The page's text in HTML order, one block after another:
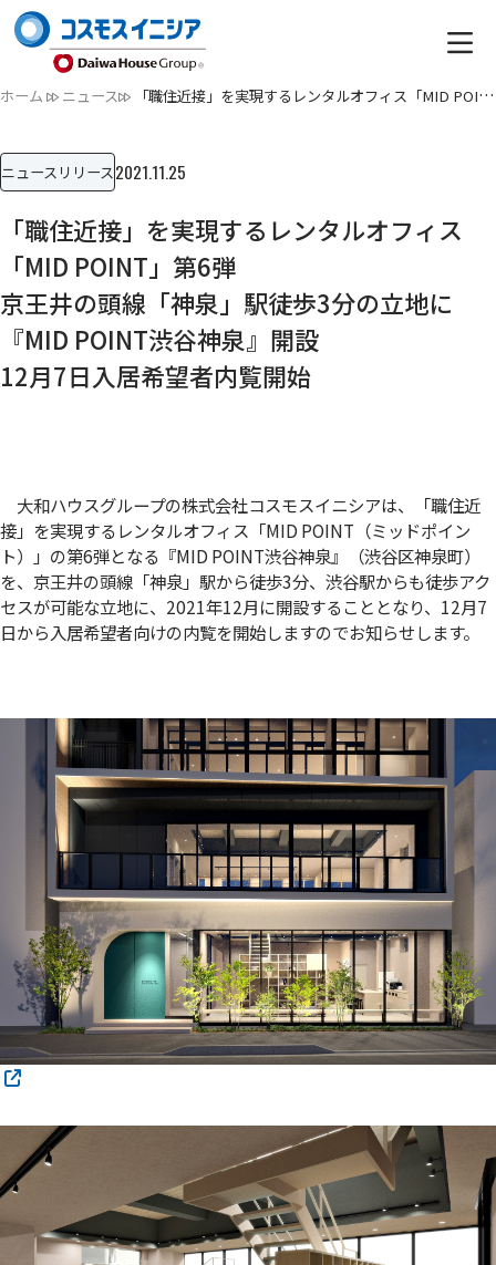
ホーム ニュース 「職住近接」を実現するレンタルオフィス「MID POINT」第6弾京…
ニュースリリース2021.11.25
「職住近接」を実現するレンタルオフィス
「MID POINT」第6弾
京王井の頭線「神泉」駅徒歩3分の立地に
『MID POINT渋谷神泉』開設
12月7日入居希望者内覧開始
大和ハウスグループの株式会社コスモスイニシアは、「職住近
接」を実現するレンタルオフィス「MID POINT（ミッドポイン
ト）」の第6弾となる『MID POINT渋谷神泉』（渋谷区神泉町）
を、京王井の頭線「神泉」駅から徒歩3分、渋谷駅からも徒歩アク
セスが可能な立地に、2021年12月に開設することとなり、12月7
日から入居希望者向けの内覧を開始しますのでお知らせします。